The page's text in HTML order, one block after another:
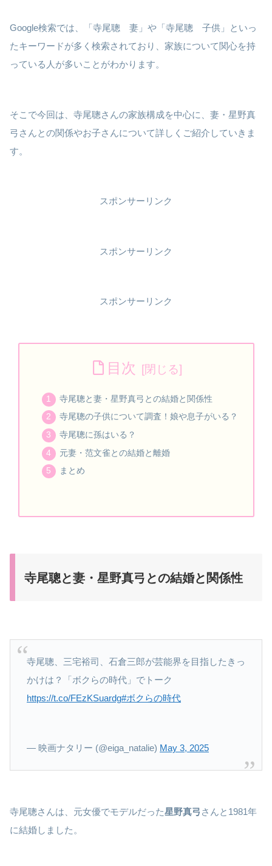
Google検索では、「寺尾聰 妻」や「寺尾聰 子供」といっ
たキーワードが多く検索されており、家族について関心を持
っている人が多いことがわかります。
そこで今回は、寺尾聰さんの家族構成を中心に、妻・星野真
弓さんとの関係やお子さんについて詳しくご紹介していきま
す。
スポンサーリンク
スポンサーリンク
スポンサーリンク
目次
寺尾聰と妻・星野真弓との結婚と関係性
寺尾聰の子供について調査！娘や息子がいる？
寺尾聰に孫はいる？
元妻・范文雀との結婚と離婚
まとめ
寺尾聰と妻・星野真弓との結婚と関係性
寺尾聰、三宅裕司、石倉三郎が芸能界を目指したきっ
かけは？「ボクらの時代」でトーク
https://t.co/FEzKSuardg#ボクらの時代
— 映画ナタリー (@eiga_natalie) May 3, 2025
寺尾聰さんは、元女優でモデルだった星野真弓 さんと1981年
に結婚しました。